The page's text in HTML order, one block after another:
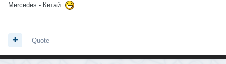
Mercedes - Китай
Quote